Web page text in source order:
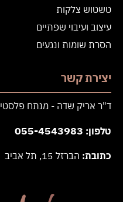
טשטוש צלקות
עיצוב ועיבוי שפתיים
הסרת שומות ונגעים
יצירת קשר
ד"ר אריק שדה - מנתח פלסטי
טלפון:
055-4543983
כתובת: הברזל 15, תל אביב